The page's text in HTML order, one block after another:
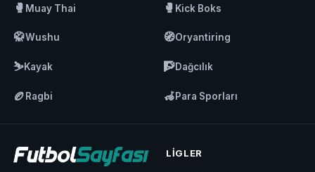
🥊 Muay Thai 🥊 Kick Boks
🥋Wushu 🧭Oryantiring
⛷️Kayak 🧗Dağcılık
🏉 Ragbi 🦽Para Sporları
LIGLER